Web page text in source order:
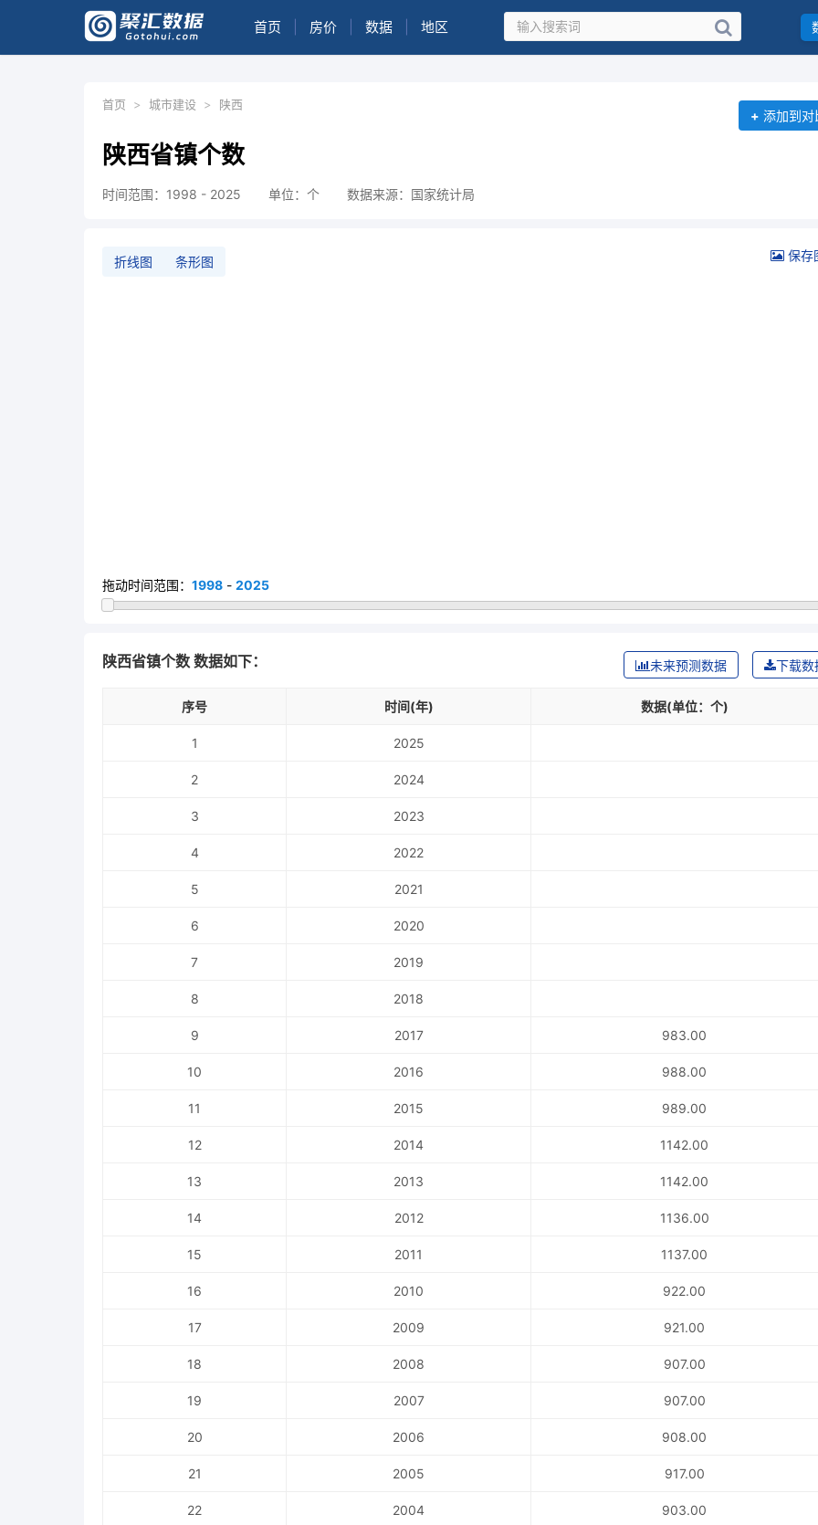
首页 房价 数据 地区
首页 > 城市建设 > 陕西
陕西省镇个数
时间范围：1998 - 2025 单位：个 数据来源：国家统计局
+ 添加到对
折线图 条形图 保存
拖动时间范围： 1998 - 2025
陕西省镇个数 数据如下： 下载数
未来预测数据
序号 时间(年) 数据(单位：个)
1 2025
2 2024
3 2023
4 2022
5 2021
6 2020
7 2019
8 2018
9 2017 983.00
10 2016 988.00
11 2015 989.00
12 2014 1142.00
13 2013 1142.00
14 2012 1136.00
15 2011 1137.00
16 2010 922.00
17 2009 921.00
18 2008 907.00
19 2007 907.00
20 2006 908.00
21 2005 917.00
22 2004 903.00